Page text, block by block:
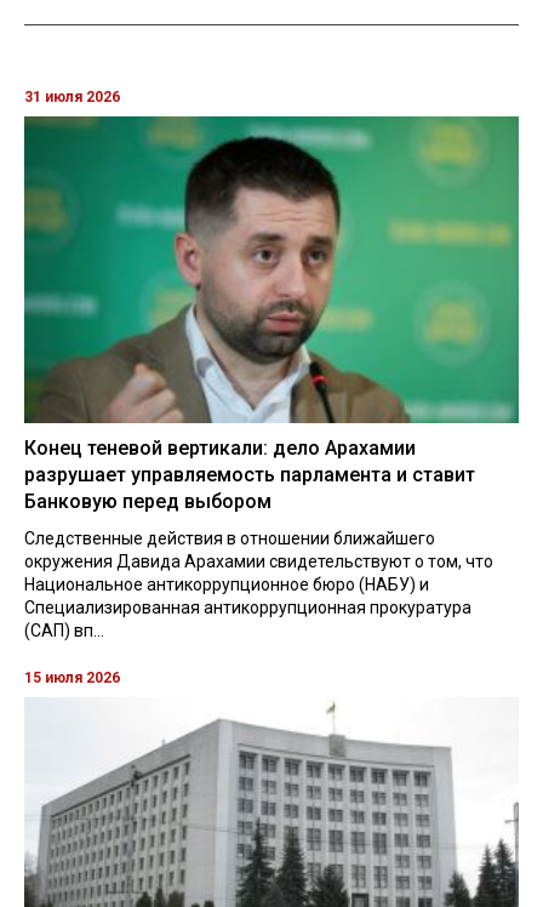
31 июля 2026
Конец теневой вертикали: дело Арахамии
разрушает управляемость парламента и ставит
Банковую перед выбором
Следственные действия в отношении ближайшего
окружения Давида Арахамии свидетельствуют о том, что
Национальное антикоррупционное бюро (НАБУ) и
Специализированная антикоррупционная прокуратура
(САП) вп...
15 июля 2026